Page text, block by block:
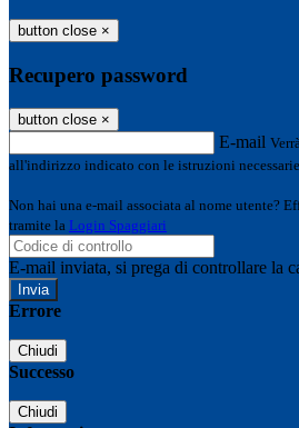
button close ×
Recupero password
button close ×
E-mail
all'indirizzo indicato con le istruzioni
Non hai una e-mail associata al nome utente?
tramite la Login Spaggiari
E-mail inviata, si prega di controllare la
Errore
Chiudi
Successo
Chiudi